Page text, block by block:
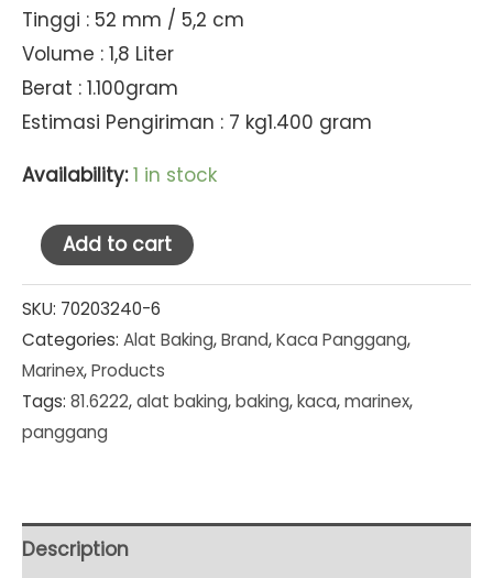
Tinggi : 52 mm / 5,2 cm
Volume : 1,8 Liter
Berat : 1.100gram
Estimasi Pengiriman : 7 kg1.400 gram
Availability: 1 in stock
Marinex
Segi
Empat
L24.8cm
x
S22.2cm
(1.8L)
Add to cart
SKU: 70203240-6
Categories: Alat Baking,Brand,Kaca Panggang,
Marinex,Products
Tags: 81.6222,alat baking,baking,kaca,marinex,
panggang
Description